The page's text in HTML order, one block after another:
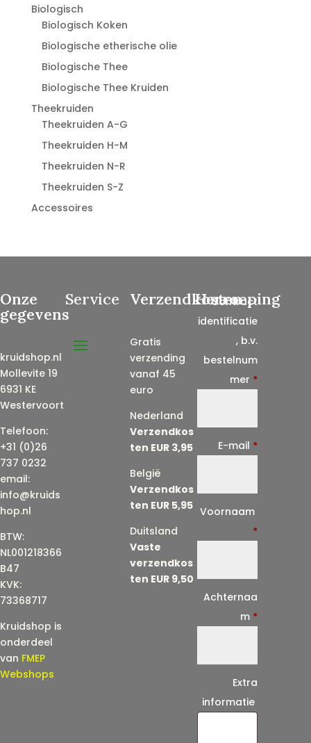
Biologisch
Biologisch Koken
Biologische etherische olie
Biologische Thee
Biologische Thee Kruiden
Theekruiden
Theekruiden A-G
Theekruiden H-M
Theekruiden N-R
Theekruiden S-Z
Accessoires
Onze
gegevens
kruidshop.nl
Mollevite 19
6931 KE
Westervoort
Telefoon:
+31 (0)26
737 0232
email:
info@kruids
hop.nl
BTW:
NL001218366
B47
KVK:
73368717
Kruidshop is
onderdeel
van FMEP
Webshops
Service Verzendkosten
Gratis
verzending
vanaf 45
euro
Nederland
Verzendkos
ten EUR 3,95
België
Verzendkos
ten EUR 5,95
Duitsland
Vaste
verzendkos
ten EUR 9,50
Herroeping
Contract
identificatie
, b.v.
bestelnum
mer *
E-mail *
Voornaam
*
Achternaa
m *
Extra
informatie